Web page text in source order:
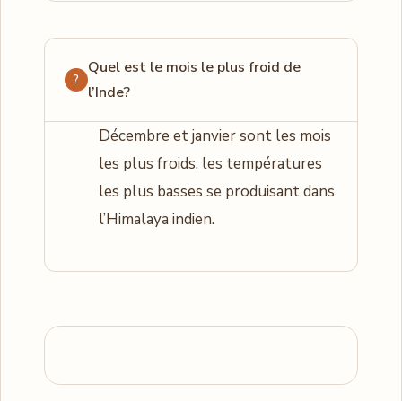
Quel est le mois le plus froid de
l’Inde?
Décembre et janvier sont les mois
les plus froids, les températures
les plus basses se produisant dans
l’Himalaya indien.